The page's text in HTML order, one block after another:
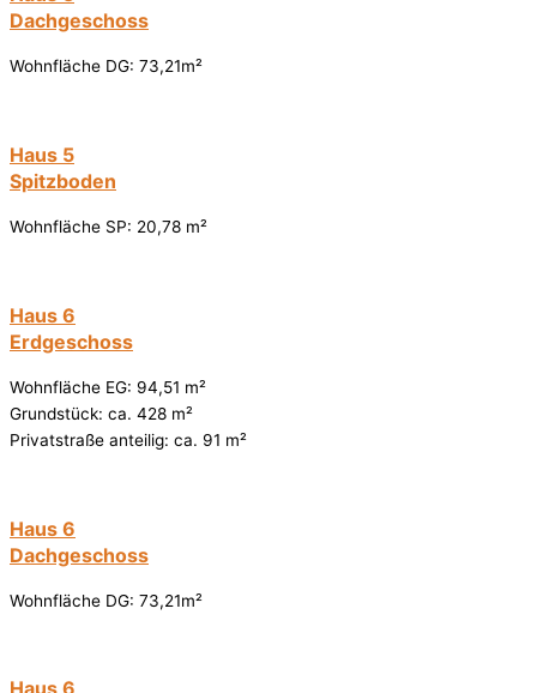
Dachgeschoss
Wohnfläche DG: 73,21m²
Haus 5
Spitzboden
Wohnfläche SP: 20,78 m²
Haus 6
Erdgeschoss
Wohnfläche EG: 94,51 m²
Grundstück: ca. 428 m²
Privatstraße anteilig: ca. 91 m²
Haus 6
Dachgeschoss
Wohnfläche DG: 73,21m²